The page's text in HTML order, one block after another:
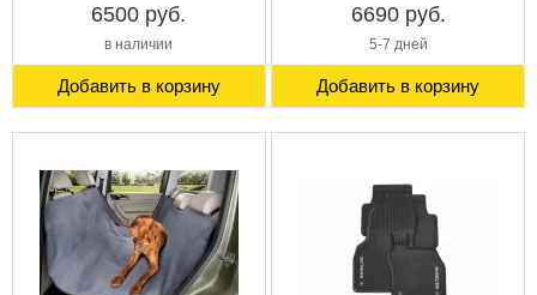
6500 руб.
в наличии
Добавить в корзину
6690 руб.
5-7 дней
Добавить в корзину